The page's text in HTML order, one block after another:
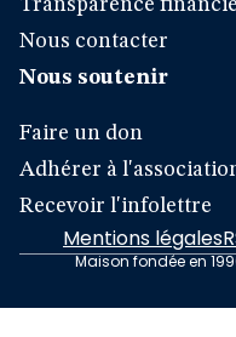
Transparence
Nous contacter
Nous soutenir
Faire un don
Adhérer à
Recevoir l'infolettre
Mentions légales
Maison fondée en